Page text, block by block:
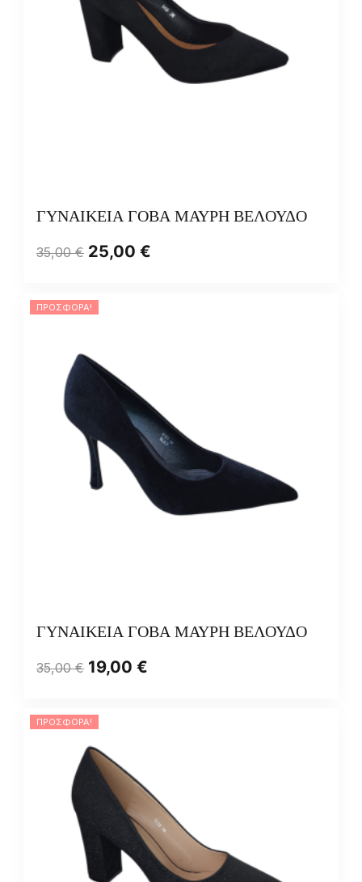
ΓΥΝΑΙΚΕΙΑ ΓΟΒΑ ΜΑΥΡΗ ΒΕΛΟΥΔΟ
35,00€ 25,00 €
ΠΡΟΣΦΟΡΆ!
ΓΥΝΑΙΚΕΙΑ ΓΟΒΑ ΜΑΥΡΗ ΒΕΛΟΥΔΟ
35,00€ 19,00 €
ΠΡΟΣΦΟΡΆ!